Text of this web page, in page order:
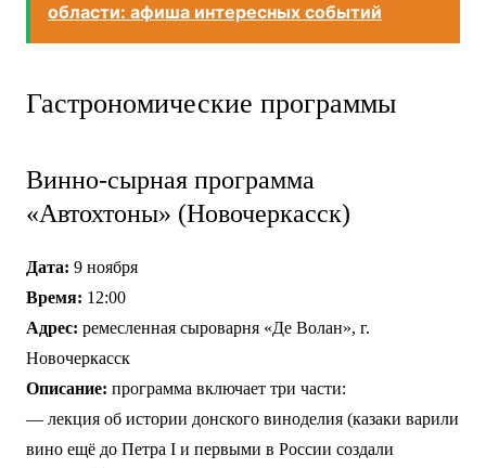
области: афиша интересных событий
Гастрономические программы
Винно-сырная программа
«Автохтоны» (Новочеркасск)
Дата: 9 ноября
Время: 12:00
Адрес: ремесленная сыроварня «Де Волан», г.
Новочеркасск
Описание: программа включает три части:
— лекция об истории донского виноделия (казаки варили
вино ещё до Петра I и первыми в России создали